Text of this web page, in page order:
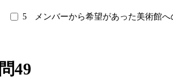
5 メンバーから希望があった美術館
問49